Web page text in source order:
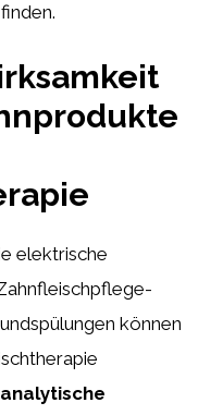
elektrische
können
analytische